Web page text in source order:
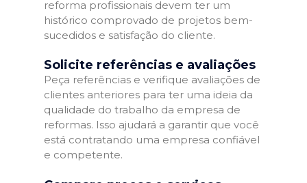
reforma profissionais devem ter um
histórico comprovado de projetos bem-
sucedidos e satisfação do cliente.
Solicite referências e avaliações
Peça referências e verifique avaliações de
clientes anteriores para ter uma ideia da
qualidade do trabalho da empresa de
reformas. Isso ajudará a garantir que você
está contratando uma empresa confiável
e competente.